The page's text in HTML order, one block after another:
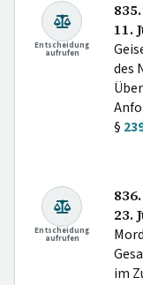
Entscheidung
aufrufen
11.
des
§
Entscheidung
aufrufen
23.
im